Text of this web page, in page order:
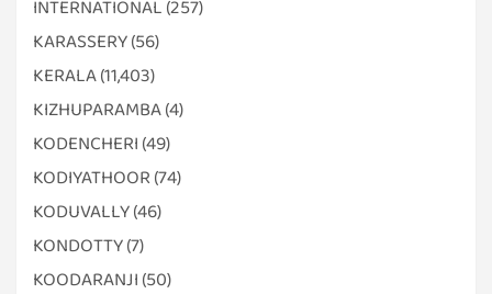
INTERNATIONAL (257)
KARASSERY(56)
KERALA(11,403)
KIZHUPARAMBA(4)
KODENCHERI (49)
KODIYATHOOR (74)
KODUVALLY(46)
KONDOTTY(7)
KOODARANJI (50)